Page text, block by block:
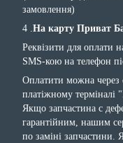
замовлення)
4 . На карту Приват
Реквізити для оплати
SMS-кою на телефон
Оплатити можна через
платіжному терміналі
Якщо запчастина с
гарантійним, нашим
по заміні запчастини.